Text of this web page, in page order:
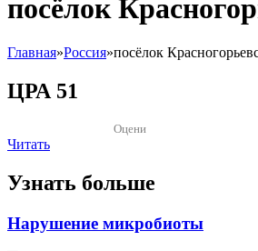
посёлок
Главная»Россия»посёлок
ЦРА 51
Оцени
Читать
Узнать больше
Нарушение микробиоты